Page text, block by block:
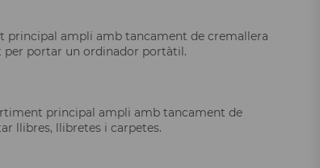
principal ampli amb tancament de cremallera
per portar un ordinador portàtil.
principal ampli amb tancament de
llibres, llibretes i carpetes.